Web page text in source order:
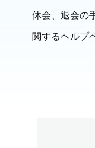
休会、退会の
関するヘルプ